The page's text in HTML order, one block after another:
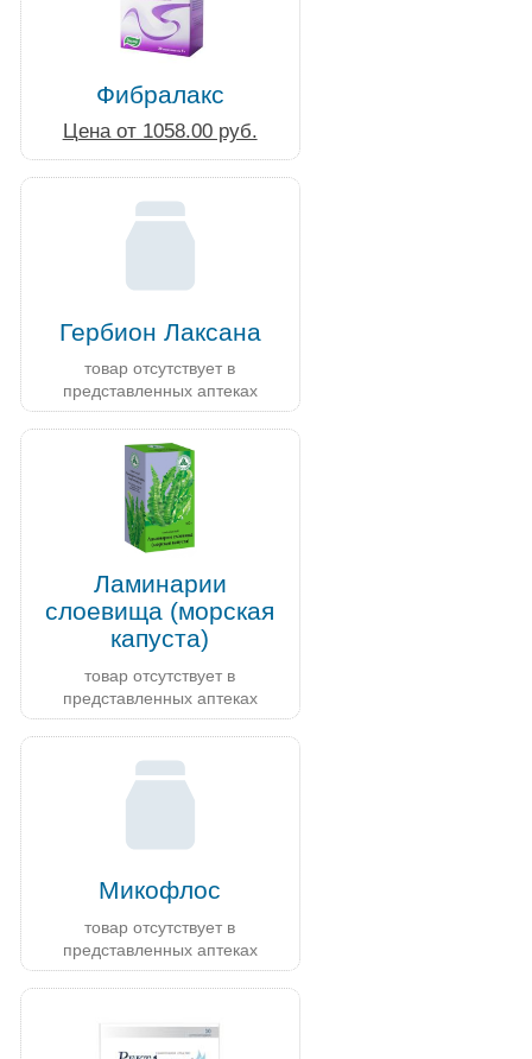
Фибралакс
Цена от 1058.00 руб.
Гербион Лаксана
товар отсутствует в
представленных аптеках
Ламинарии
слоевища (морская
капуста)
товар отсутствует в
представленных аптеках
Микофлос
товар отсутствует в
представленных аптеках